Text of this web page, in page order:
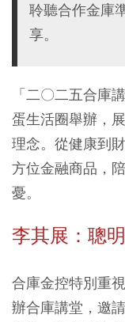
聆聽合作金庫
享。
「二〇二五合庫
蛋生活圈舉辦，
理念。從健康到
方位金融商品，
憂。
李其展：聰
合庫金控特別重
辦合庫講堂，邀